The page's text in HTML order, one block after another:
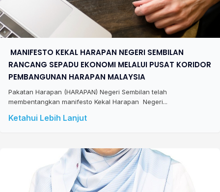
​ MANIFESTO KEKAL HARAPAN NEGERI SEMBILAN
RANCANG SEPADU EKONOMI MELALUI PUSAT KORIDOR
PEMBANGUNAN HARAPAN MALAYSIA
Pakatan Harapan (HARAPAN) Negeri Sembilan telah
membentangkan manifesto Kekal Harapan Negeri...
Ketahui Lebih Lanjut